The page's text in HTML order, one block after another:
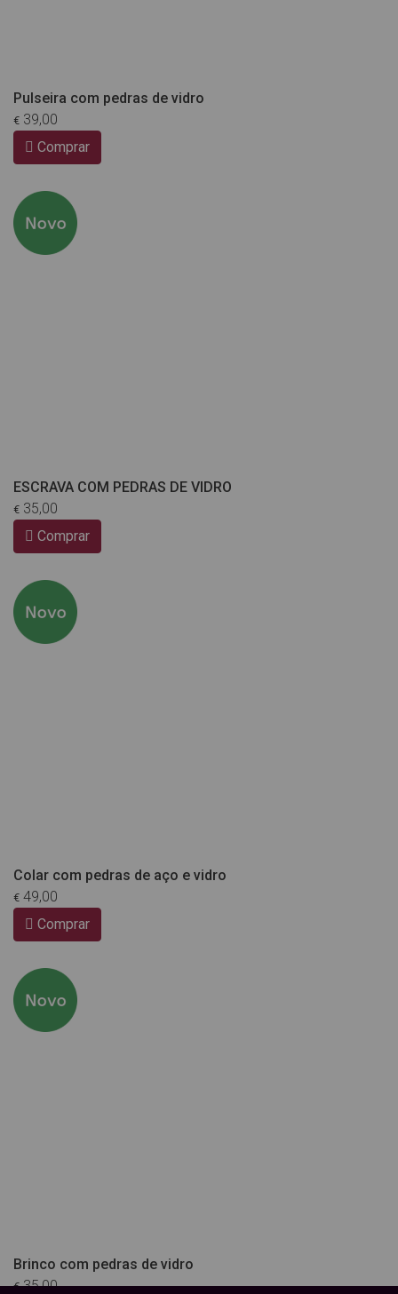
Pulseira com pedras de vidro
€ 39,00
Comprar
ESCRAVA COM PEDRAS DE VIDRO
€ 35,00
Comprar
Colar com pedras de aço e vidro
€ 49,00
Comprar
Brinco com pedras de vidro
€35,00